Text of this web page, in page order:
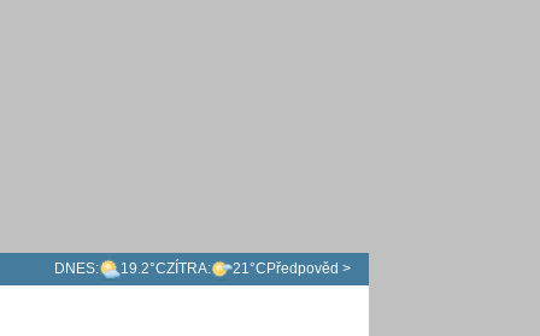
DNES: 19.2°CZÍTRA: 21°C Předpověd >